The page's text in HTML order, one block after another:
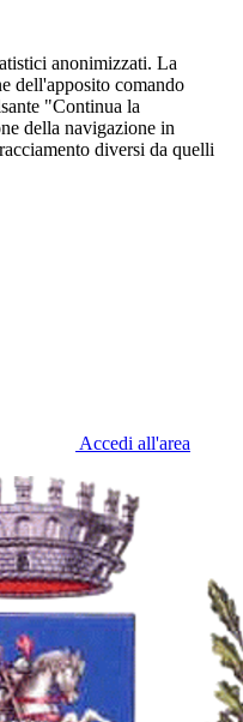
anonimizzati. La
dell'apposito comando
"Continua la
della navigazione in
diversi da quelli
Accedi all'area